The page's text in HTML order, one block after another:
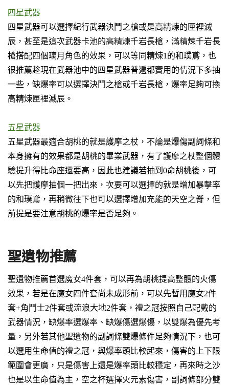
四星武器
四星武器可以選擇紀行武器決鬥之槍或是高精煉的 匣裡滅
辰 ，甚至是這次武器卡池的高精煉千岩長槍 ，滿精煉千岩長
槍搭配四個璃月角色的效果，可以等同精煉1的和璞鳶，也
很推薦趁現在武器池中的四星武器普遍都實用的情況下多抽
一些，缺爆率可以選擇決鬥之槍或千岩長槍，爆率足夠可換
高精煉匣裡滅辰。
五星武器
五星武器最適合胡桃的就是護摩之杖 ，不論是爆傷副詞條和
本身擁有的效果都是胡桃的畢業武器，有了護摩之杖整個體
驗提升得比命座還要高，因此也建議若抽到0命胡桃後，可
以先把護摩抽個一把出來，次要可以選擇的就是增加暴擊率
的和璞鳶 ，再稍微往下也可以選擇增加充能的天空之脊 ，但
前提是要注意胡桃的爆率是否足夠。
聖遺物推薦
聖遺物推薦首選魔女4件套 ，可以再為胡桃提高整體的火傷
效果，若是在魔女四件套尚未成形前，可以先暫用 魔女2件
套+角鬥士2件套或流浪大地2件套 ，禮之冠按照自己配戴的
武器情況，缺爆率選爆率、缺爆傷選爆傷， 以雙爆為優先考
量 ，另外若其他聖遺物的副詞條雙爆條件足夠情況下，也可
以選用生命值的禮之冠，與爆率頭比較起來，傷害的上下限
範圍會更廣，只是傷害上還是爆率頭比較穩定，再來時之沙
也是以生命值為主 ， 空之杯選擇火元素傷害 ，副詞條部分雙